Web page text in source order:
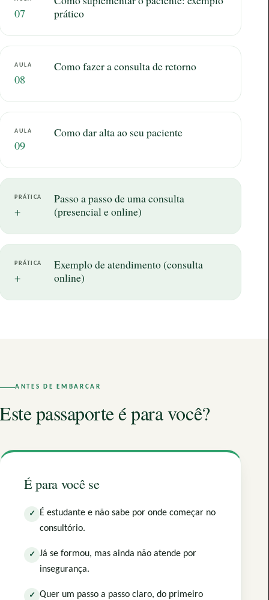
07
prático
AULA
08
Como fazer a consulta de retorno
AULA
09
Como dar alta ao seu paciente
PRÁTICA
+
Passo a passo de uma consulta
(presencial e online)
PRÁTICA
+
Exemplo de atendimento (consulta
online)
ANTES DE EMBARCAR
Este passaporte é para você?
É para você se
✓
É estudante e não sabe por onde começar no
consultório.
✓
Já se formou, mas ainda não atende por
insegurança.
✓
Quer um passo a passo claro, do primeiro